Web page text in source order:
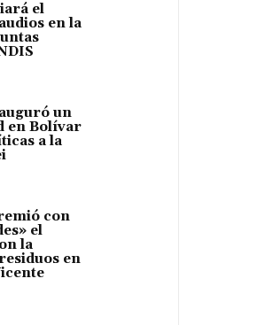
el
en la
un
en Bolívar
a la
con
el
la
en